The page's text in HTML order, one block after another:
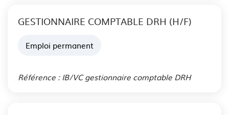
GESTIONNAIRE COMPTABLE DRH (H/F)
Emploi permanent
Référence : IB/VC gestionnaire comptable DRH